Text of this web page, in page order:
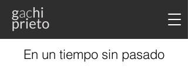
En un tiempo sin pasado